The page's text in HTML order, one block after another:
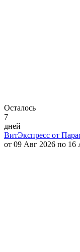
Осталось
7
дней
ВитЭкспресс от
от 09 Авг 2026 по 16